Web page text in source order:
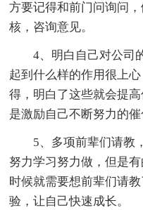
方要记得和前门问询问
核，咨询意见。
4、明白自己对公司
起到什么样的作用很上
得，明白了这些就会提
是激励自己不断努力的催
5、多项前辈们请教
努力学习努力做，但是
时候就需要想前辈们请
验，让自己快速成长。